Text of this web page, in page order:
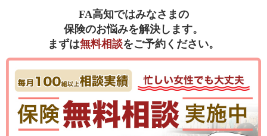
FA高知ではみなさまの
保険のお悩みを解決します。
まずは無料相談をご予約ください。